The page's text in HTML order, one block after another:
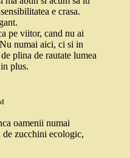
e crasa.
pe viitor, cand nu ai
numai aici, ci si in
plina de rautate lumea
plus.
oamenii numai
zucchini ecologic,